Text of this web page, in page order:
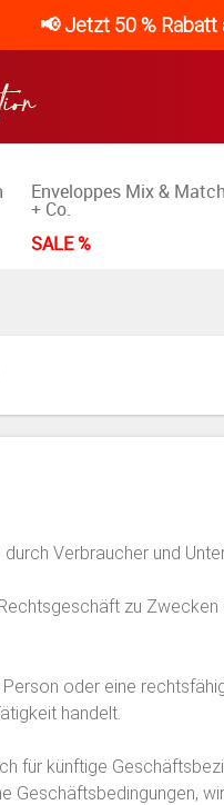
📢 Jetzt 50 %
Enveloppes Mix & Match
+ Co.
SALE %
Verbraucher und
zu
oder eine
handelt.
für künftige
Geschäftsbedingungen,